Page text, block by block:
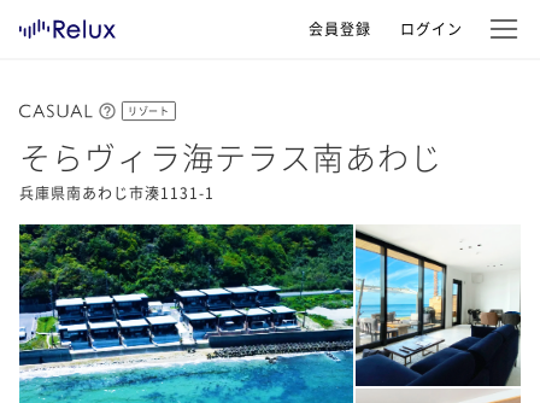
会員登録 ログイン
リゾート
そらヴィラ海テラス南あわじ
兵庫県南あわじ市湊1131-1